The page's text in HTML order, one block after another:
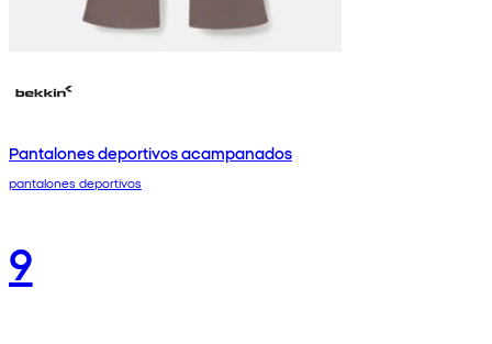
Pantalones deportivos acampanados
pantalones deportivos
9